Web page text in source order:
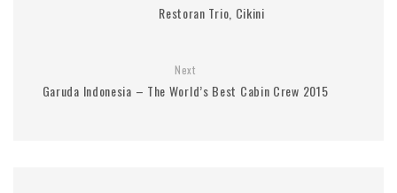
Restoran Trio, Cikini
Next
Garuda Indonesia – The World’s Best Cabin Crew 2015